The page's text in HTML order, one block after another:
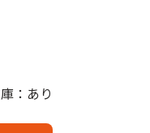
：あり